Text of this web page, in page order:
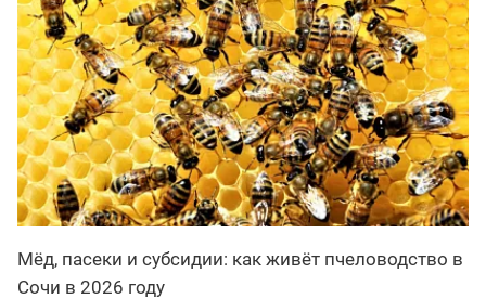
Мёд, пасеки и субсидии: как живёт пчеловодство в
Сочи в 2026 году